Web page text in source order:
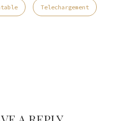
Telechargement